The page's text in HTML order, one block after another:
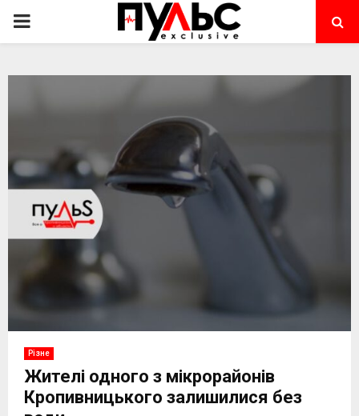
PRIMARY
Різне
Жителі одного з мікрорайонів
Кропивницького залишилися без